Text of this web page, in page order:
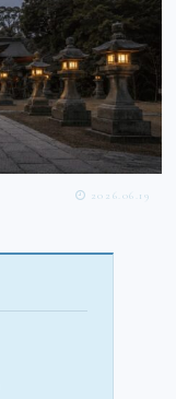
2026.06.19